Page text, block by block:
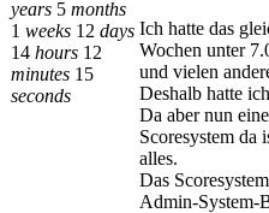
years 5 months
1 weeks 12 days
14 hours 12
minutes 15
seconds
Ich hatte das
Wochen unter
und vielen
Deshalb hatte
Da aber nun
Scoresystem da
alles.
Das
Admin-System-